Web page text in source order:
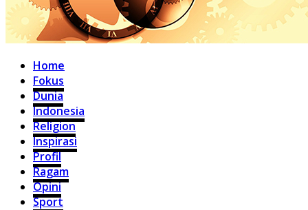
Home
Fokus
Dunia
Indonesia
Religion
Inspirasi
Profil
Ragam
Opini
Sport